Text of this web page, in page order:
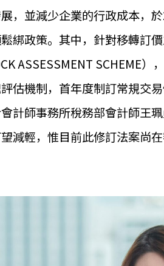
問
專
佈
│
國
專
利
，並減少企業的行政成本，
綁政策。其中，針對移轉訂
ASSESSMENT SCHEME
估機制，首年度制訂常規交
計師事務所稅務部會計師王
減輕，惟目前此修訂法案尚